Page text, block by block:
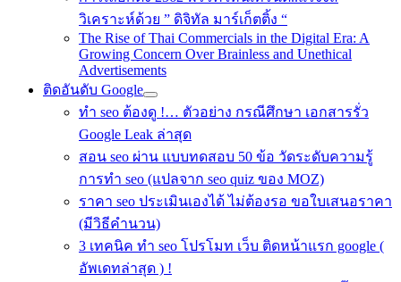
วิเคราะห์ด้วย ” ดิจิทัล มาร์เก็ตติ้ง “
The Rise of Thai Commercials in the Digital Era: A
Growing Concern Over Brainless and Unethical
Advertisements
ติดอันดับ Google
ทำ seo ต้องดู !… ตัวอย่าง กรณีศึกษา เอกสารรั่ว
Google Leak ล่าสุด
สอน seo ผ่าน แบบทดสอบ 50 ข้อ วัดระดับความรู้
การทำ seo (แปลจาก seo quiz ของ MOZ)
ราคา seo ประเมินเองได้ ไม่ต้องรอ ขอใบเสนอราคา
(มีวิธีคำนวน)
3 เทคนิค ทำ seo โปรโมท เว็บ ติดหน้าแรก google (
อัพเดทล่าสุด ) !